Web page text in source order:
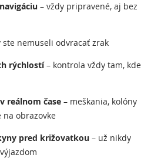
– vždy pripravené, aj bez
ste nemuseli odvracať zrak
rýchlostí– kontrola vždy tam, kde
reálnom čase – meškania, kolóny
na obrazovke
pred križovatkou – už nikdy